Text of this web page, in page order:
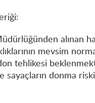
alınan
mevsim
tehlikesi
sayaçların donma